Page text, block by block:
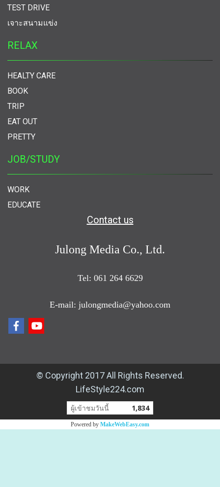
TEST DRIVE
เจาะสนามแข่ง
RELAX
HEALTY CARE
BOOK
TRIP
EAT OUT
PRETTY
JOB/STUDY
WORK
EDUCATE
Contact us
Julong Media Co., Ltd.
Tel: 061 264 6629
E-mail: julongmedia@yahoo.com
© Copyright 2017 All Rights Reserved.
LifeStyle224.com
ผู้เข้าชมวันนี้ 1,834
Powered by MakeWebEasy.com